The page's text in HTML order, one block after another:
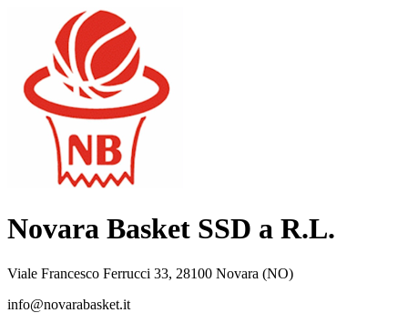
Novara Basket SSD a R.L.
Viale Francesco Ferrucci 33, 28100 Novara (NO)
info@novarabasket.it